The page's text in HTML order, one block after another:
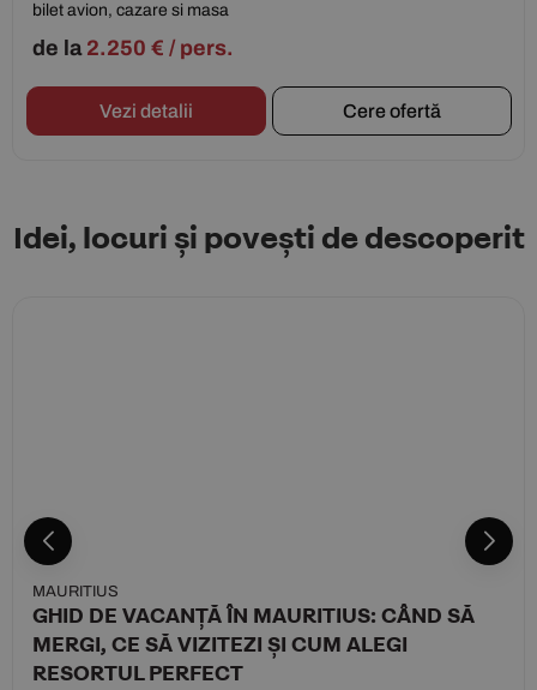
bilet avion, cazare si masa
de la 2.250 € / pers.
Vezi detalii Cere ofertă
Idei, locuri și povești de descoperit
MAURITIUS
GHID DE VACANȚĂ ÎN MAURITIUS: CÂND SĂ
MERGI, CE SĂ VIZITEZI ȘI CUM ALEGI
RESORTUL PERFECT